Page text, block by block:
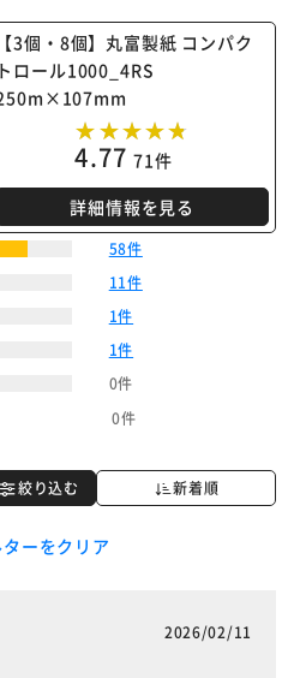
【3個・8個】丸富製紙 コンパク
トロール1000_4RS
4.77 71件
詳細情報を見る
58件
11件
1件
1件
0件
0件
絞り込む 新着順
ーをクリア
2026/02/11